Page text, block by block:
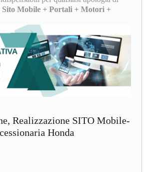
Sito Mobile + Portali + Motori +